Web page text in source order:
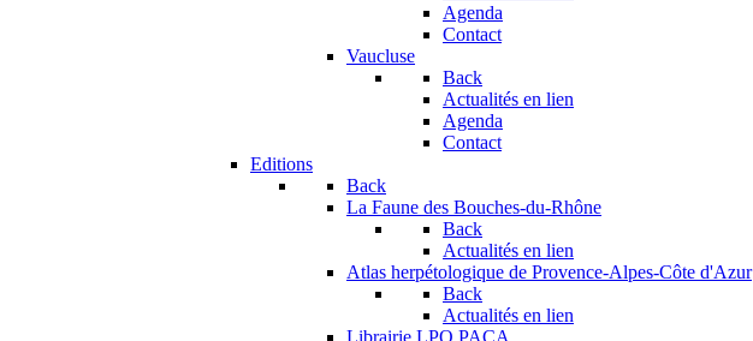
Agenda
Contact
Vaucluse
Back
Actualités en lien
Agenda
Contact
Editions
Back
La Faune des Bouches-du-Rhône
Back
Actualités en lien
Atlas herpétologique de Provence-Alpes-Côte d'Azur
Back
Actualités en lien
Librairie LPO PACA